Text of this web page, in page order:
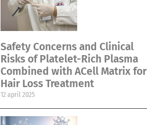
Safety Concerns and Clinical
Risks of Platelet-Rich Plasma
Combined with ACell Matrix for
Hair Loss Treatment
12 april 2025